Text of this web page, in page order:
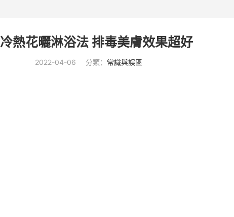
冷熱花曬淋浴法 排毒美膚效果超好
2022-04-06 分類： 常識與誤區